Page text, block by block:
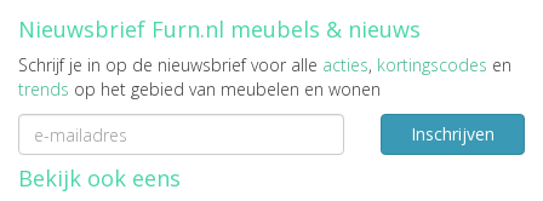
Nieuwsbrief Furn.nl meubels & nieuws
Schrijf je in op de nieuwsbrief voor alle acties, kortingscodes en
trends op het gebied van meubelen en wonen
Inschrijven
Bekijk ook eens